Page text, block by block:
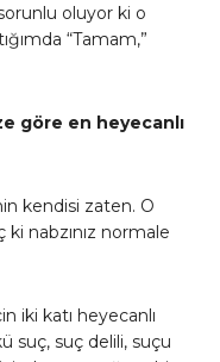
oluyor ki o
“Tamam,”
göre en heyecanlı
kendisi zaten. O
nabzınız normale
iki katı heyecanlı
suç, suç delili, suçu